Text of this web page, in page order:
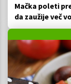
Mačka poleti
da zaužije več